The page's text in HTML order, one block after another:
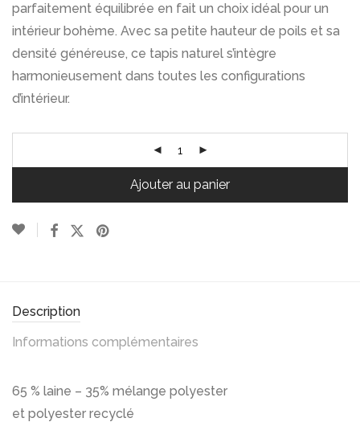
parfaitement équilibrée en fait un choix idéal pour un
intérieur bohème. Avec sa petite hauteur de poils et sa
densité généreuse, ce tapis naturel s’intègre
harmonieusement dans toutes les configurations
d’intérieur.
Ajouter au panier
Description
Informations complémentaires
65 % laine – 35% mélange polyester
et polyester recyclé